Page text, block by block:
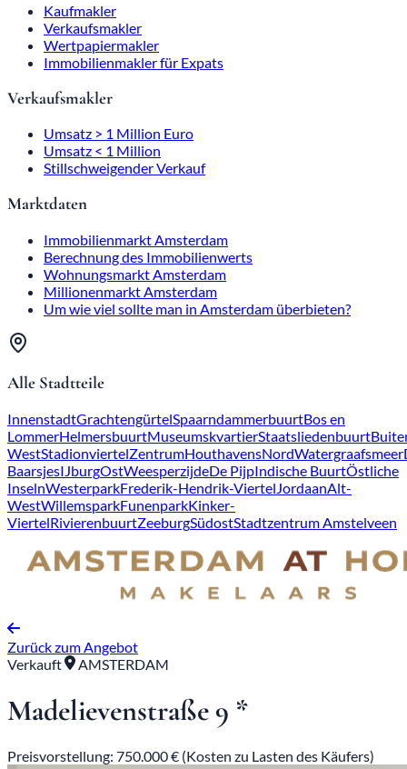
Kaufmakler
Verkaufsmakler
Wertpapiermakler
Immobilienmakler für Expats
Verkaufsmakler
Umsatz > 1 Million Euro
Umsatz < 1 Million
Stillschweigender Verkauf
Marktdaten
Immobilienmarkt Amsterdam
Berechnung des Immobilienwerts
Wohnungsmarkt Amsterdam
Millionenmarkt Amsterdam
Um wie viel sollte man in Amsterdam überbieten?
Alle Stadtteile
InnenstadtGrachtengürtelSpaarndammerbuurtBos en
LommerHelmersbuurtMuseumskvartierStaatsliedenbuurt
WestStadionviertelZentrumHouthavensNordWatergraafsmeer
BaarsjesIJburgOstWeesperzijdeDe PijpIndische BuurtÖstliche
InselnWesterparkFrederik-Hendrik-ViertelJordaanAlt-
WestWillemsparkFunenparkKinker-
ViertelRivierenbuurtZeeburgSüdostStadtzentrum Amstelveen
Zurück zum Angebot
Verkauft
AMSTERDAM
Madelievenstraße 9 *
Preisvorstellung: 750.000 € (Kosten zu Lasten des Käufers)